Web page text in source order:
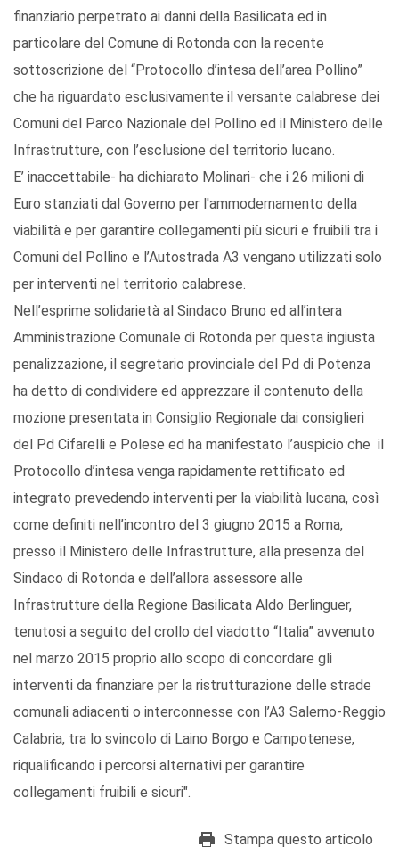
finanziario perpetrato ai danni della Basilicata ed in
particolare del Comune di Rotonda con la recente
sottoscrizione del “Protocollo d’intesa dell’area Pollino”
che ha riguardato esclusivamente il versante calabrese dei
Comuni del Parco Nazionale del Pollino ed il Ministero delle
Infrastrutture, con l’esclusione del territorio lucano.
E’ inaccettabile- ha dichiarato Molinari- che i 26 milioni di
Euro stanziati dal Governo per l'ammodernamento della
viabilità e per garantire collegamenti più sicuri e fruibili tra i
Comuni del Pollino e l’Autostrada A3 vengano utilizzati solo
per interventi nel territorio calabrese.
Nell’esprime solidarietà al Sindaco Bruno ed all’intera
Amministrazione Comunale di Rotonda per questa ingiusta
penalizzazione, il segretario provinciale del Pd di Potenza
ha detto di condividere ed apprezzare il contenuto della
mozione presentata in Consiglio Regionale dai consiglieri
del Pd Cifarelli e Polese ed ha manifestato l’auspicio che il
Protocollo d’intesa venga rapidamente rettificato ed
integrato prevedendo interventi per la viabilità lucana, così
come definiti nell’incontro del 3 giugno 2015 a Roma,
presso il Ministero delle Infrastrutture, alla presenza del
Sindaco di Rotonda e dell’allora assessore alle
Infrastrutture della Regione Basilicata Aldo Berlinguer,
tenutosi a seguito del crollo del viadotto “Italia” avvenuto
nel marzo 2015 proprio allo scopo di concordare gli
interventi da finanziare per la ristrutturazione delle strade
comunali adiacenti o interconnesse con l’A3 Salerno-Reggio
Calabria, tra lo svincolo di Laino Borgo e Campotenese,
riqualificando i percorsi alternativi per garantire
collegamenti fruibili e sicuri".
Stampa questo articolo